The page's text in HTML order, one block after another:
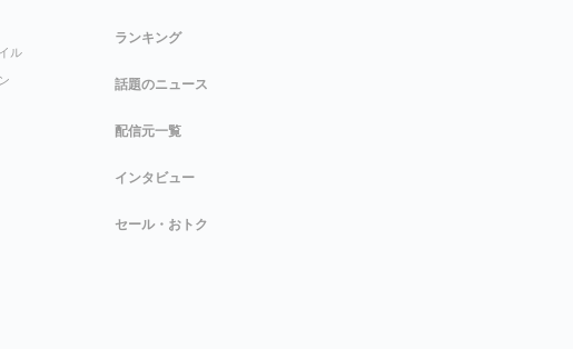
ル
ランキング
話題のニュース
配信元一覧
インタビュー
セール・おトク